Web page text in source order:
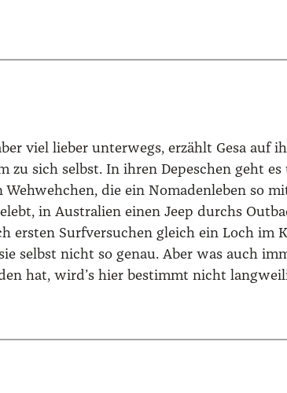
viel lieber unterwegs, erzählt Gesa auf
zu sich selbst. In ihren Depeschen geht
Wehwehchen, die ein Nomadenleben so
in Australien einen Jeep durchs
ersten Surfversuchen gleich ein Loch im
selbst nicht so genau. Aber was auch
hat, wird’s hier bestimmt nicht